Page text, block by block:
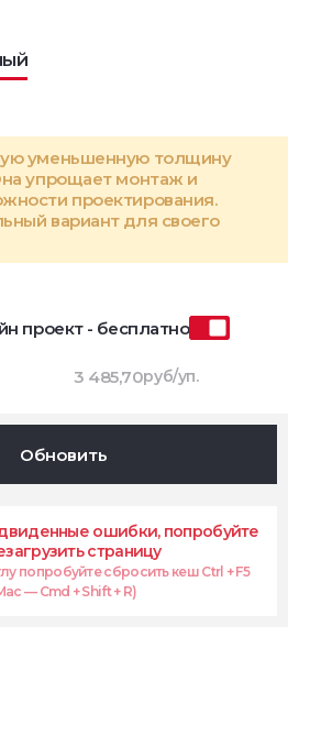
уменьшенную толщину
упрощает монтаж и
проектирования.
вариант для своего
проект - бесплатно
3 485,70руб/уп.
Обновить
ошибки, попробуйте
страницу
попробуйте сбросить кеш Ctrl + F5
— Cmd + Shift + R)